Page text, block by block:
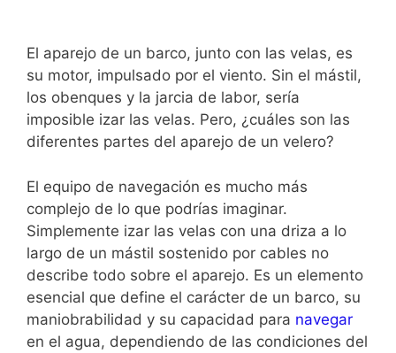
El aparejo de un barco, junto con las velas, es
su motor, impulsado por el viento. Sin el mástil,
los obenques y la jarcia de labor, sería
imposible izar las velas. Pero, ¿cuáles son las
diferentes partes del aparejo de un velero?
El equipo de navegación es mucho más
complejo de lo que podrías imaginar.
Simplemente izar las velas con una driza a lo
largo de un mástil sostenido por cables no
describe todo sobre el aparejo. Es un elemento
esencial que define el carácter de un barco, su
maniobrabilidad y su capacidad para navegar
en el agua, dependiendo de las condiciones del